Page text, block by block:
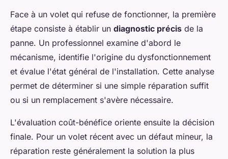
Face à un volet qui refuse de fonctionner, la première
étape consiste à établir un diagnostic précis de la
panne. Un professionnel examine d'abord le
mécanisme, identifie l'origine du dysfonctionnement
et évalue l'état général de l'installation. Cette analyse
permet de déterminer si une simple réparation suffit
ou si un remplacement s'avère nécessaire.
L'évaluation coût-bénéfice oriente ensuite la décision
finale. Pour un volet récent avec un défaut mineur, la
réparation reste généralement la solution la plus